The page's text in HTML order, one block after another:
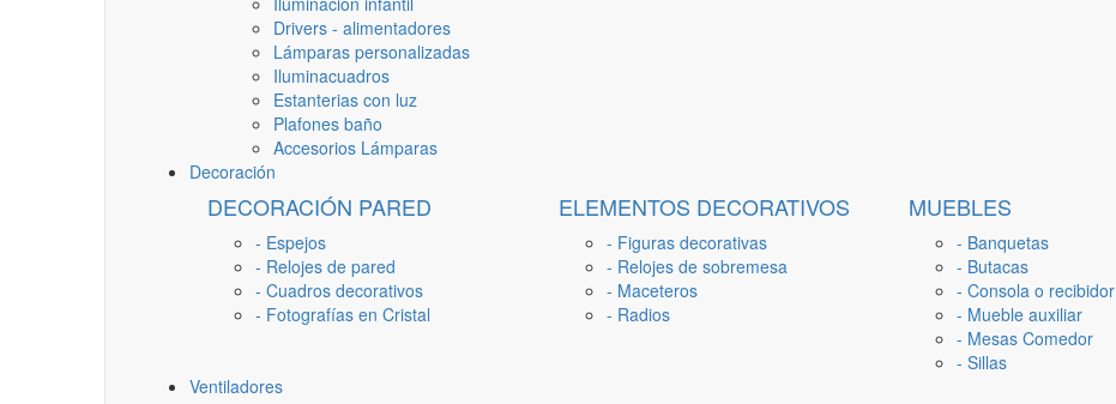
Drivers - alimentadores
Lámparas personalizadas
Iluminacuadros
Estanterias con luz
Plafones baño
Accesorios Lámparas
Decoración
DECORACIÓN PARED
- Espejos
- Relojes de pared
- Cuadros decorativos
- Fotografías en Cristal
ELEMENTOS DECORATIVOS
- Figuras decorativas
- Relojes de sobremesa
- Maceteros
- Radios
MUEBLES
- Banquetas
- Butacas
- Consola o recibidor
- Mueble auxiliar
- Mesas Comedor
- Sillas
Ventiladores